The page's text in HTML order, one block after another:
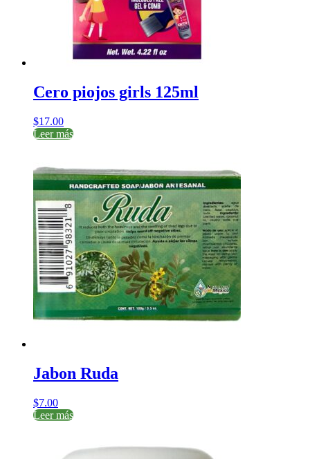
Cero piojos girls 125ml
$17.00
Leer más
Jabon Ruda
$7.00
Leer más